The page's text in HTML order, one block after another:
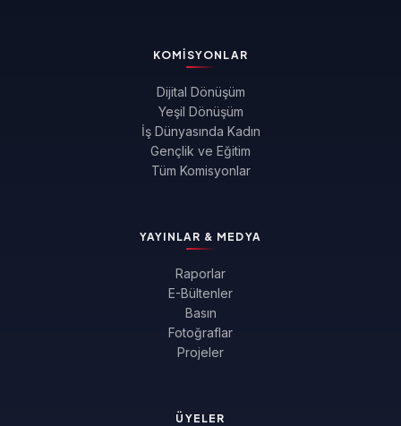
KOMISYONLAR
Dijital Dönüşüm
Yeşil Dönüşüm
İş Dünyasında Kadın
Gençlik ve Eğitim
Tüm Komisyonlar
YAYINLAR & MEDYA
Raporlar
E-Bültenler
Basın
Fotoğraflar
Projeler
ÜYELER